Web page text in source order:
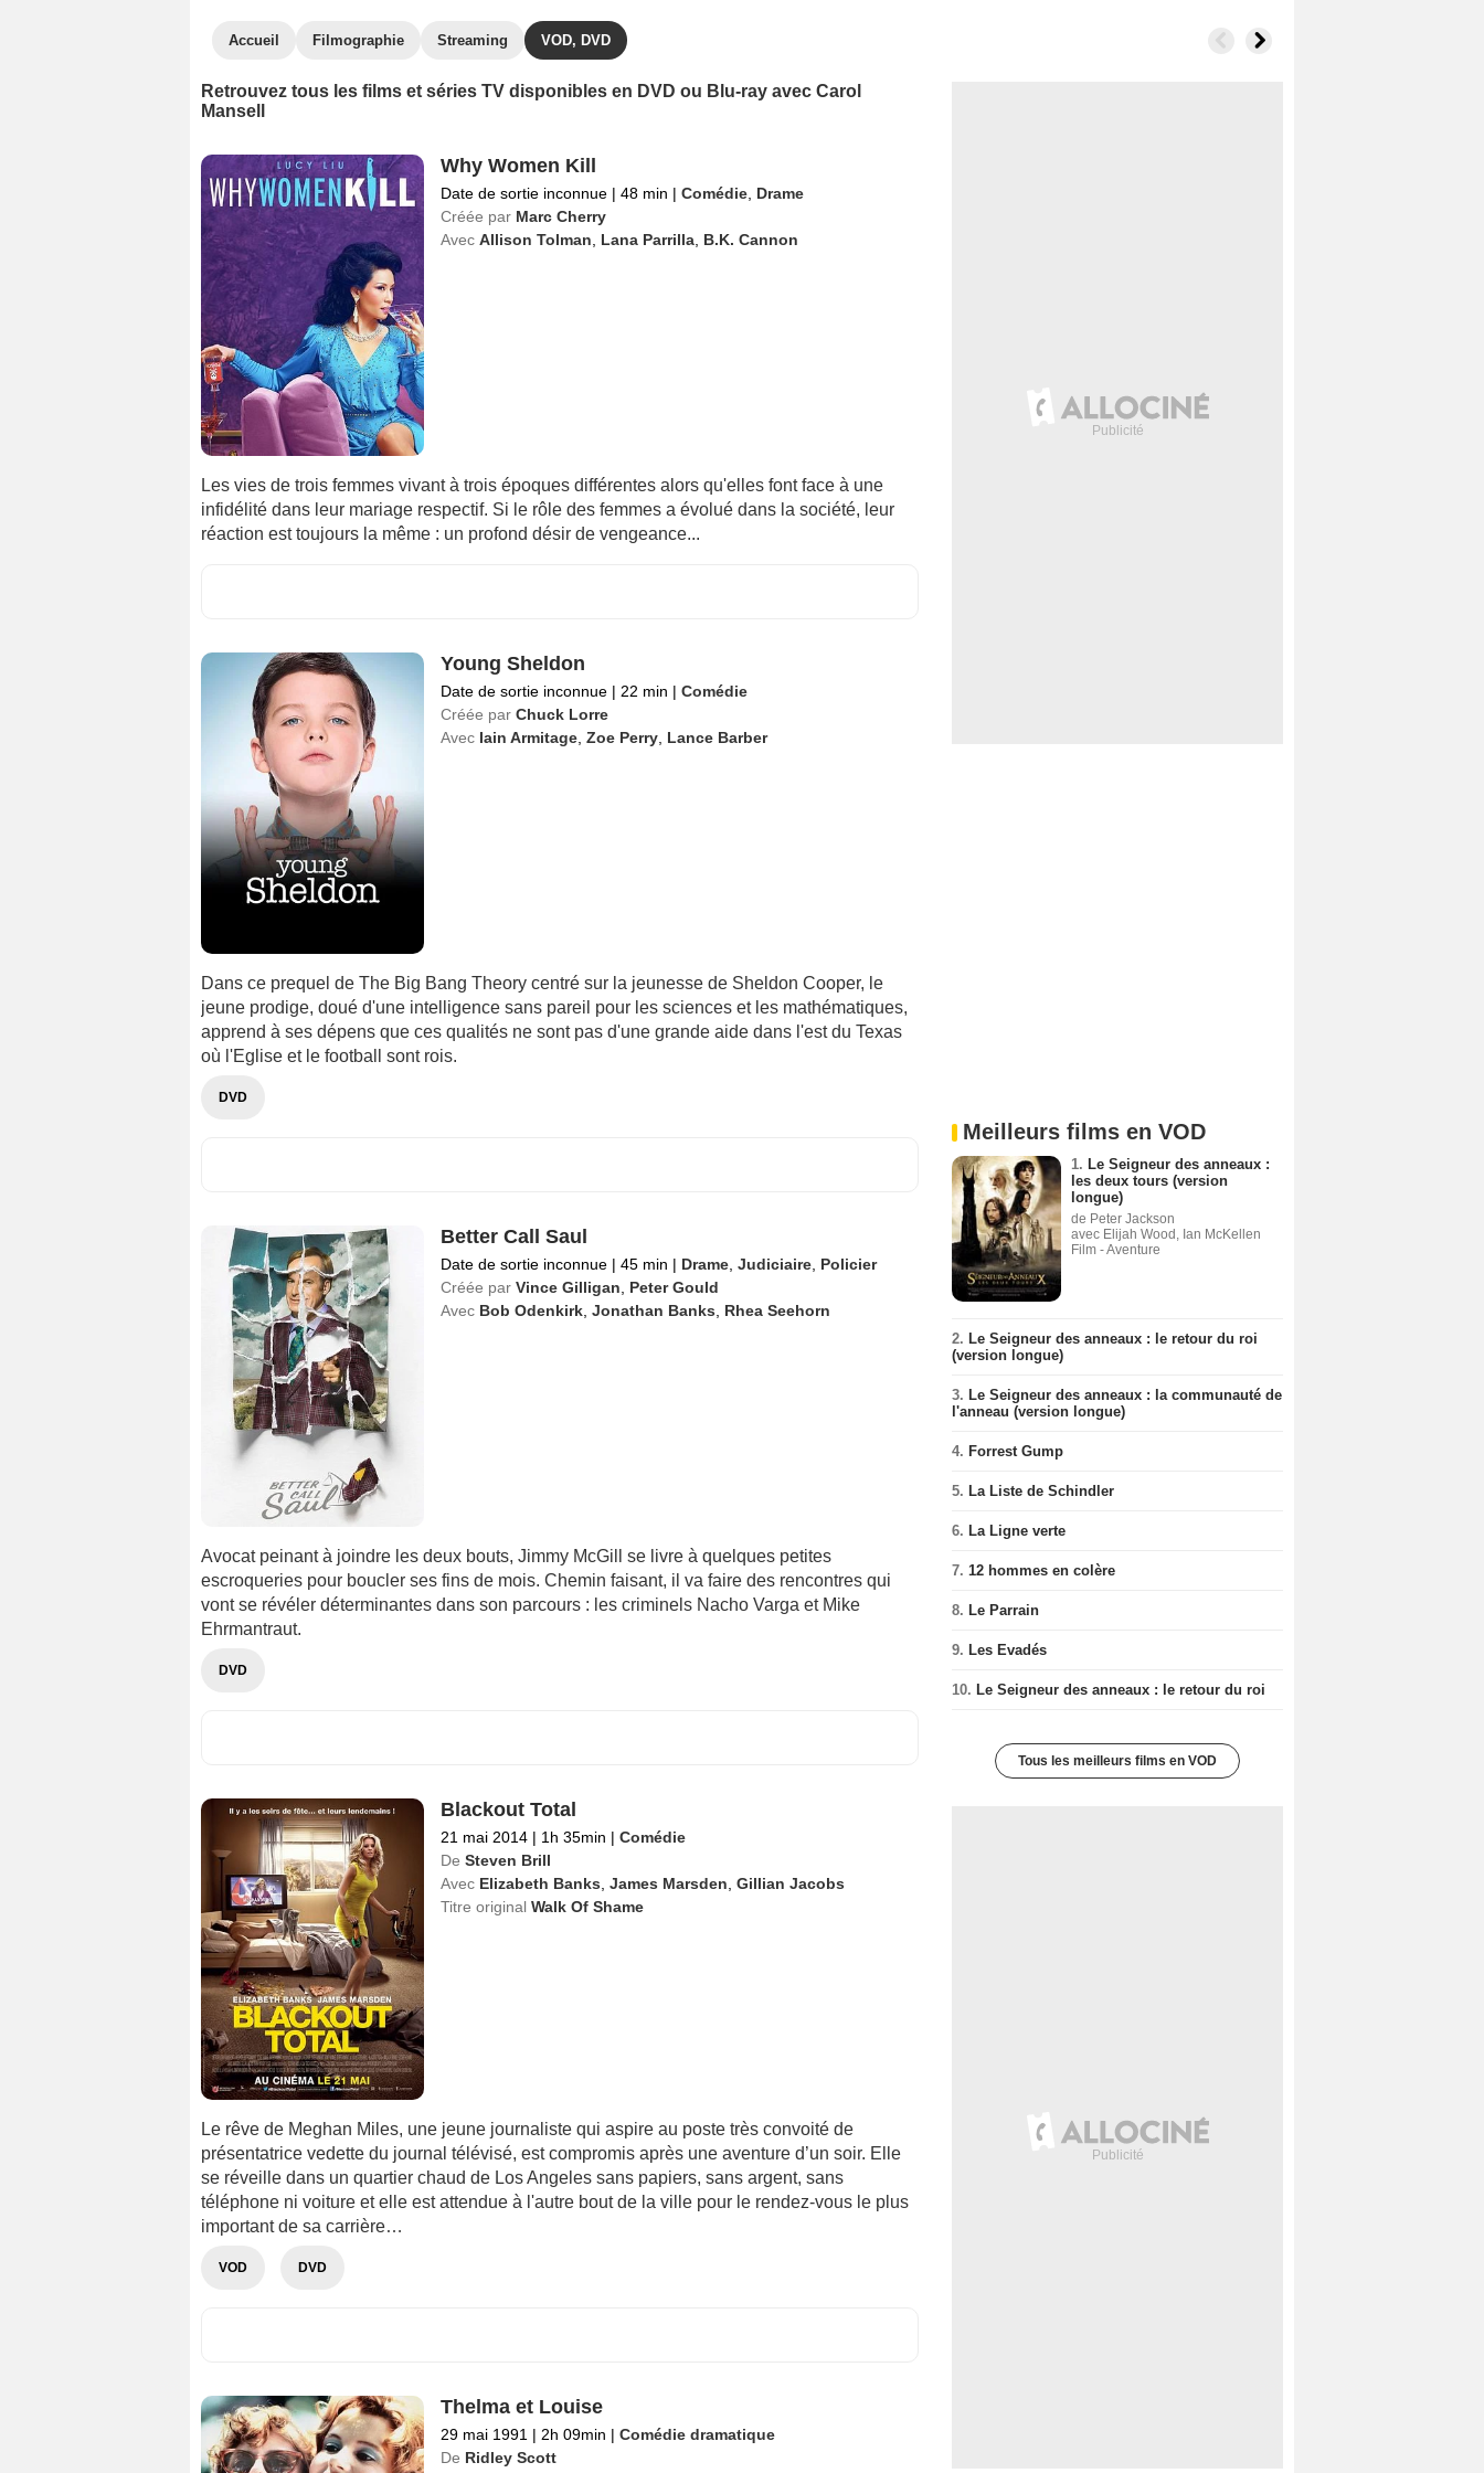
Accueil Filmographie Streaming VOD, DVD
Retrouvez tous les films et séries TV disponibles en DVD ou Blu-ray avec Carol
Mansell
Why Women Kill
Date de sortie inconnue | 48 min | Comédie, Drame
Créée par Marc Cherry
Avec Allison Tolman Lana Parrilla, B.K. Cannon
Les vies de trois femmes vivant à trois époques différentes alors qu'elles font face à une
infidélité dans leur mariage respectif. Si le rôle des femmes a évolué dans la société, leur
réaction est toujours la même : un profond désir de vengeance...
Young Sheldon
Date de sortie inconnue | 22 min | Comédie
Créée par Chuck Lorre
Avec Iain Armitage, Zoe Perry, Lance Barber
Dans ce prequel de The Big Bang Theory centré sur la jeunesse de Sheldon Cooper, le
jeune prodige, doué d'une intelligence sans pareil pour les sciences et les mathématiques,
apprend à ses dépens que ces qualités ne sont pas d'une grande aide dans l'est du Texas
où l'Eglise et le football sont rois.
DVD
Better Call Saul
Date de sortie inconnue | 45 min | Drame, Judiciaire, Policier
Créée par Vince Gilligan
Peter Gould
Avec Bob Odenkirk, Jonathan Banks Rhea Seehorn
Avocat peinant à joindre les deux bouts, Jimmy McGill se livre à quelques petites
escroqueries pour boucler ses fins de mois. Chemin faisant, il va faire des rencontres qui
vont se révéler déterminantes dans son parcours : les criminels Nacho Varga et Mike
Ehrmantraut.
DVD
Blackout Total
21 mai 2014 | 1h 35min | Comédie
De Steven Brill
Avec Elizabeth Banks James Marsden Gillian Jacobs
Titre original Walk Of Shame
Le rêve de Meghan Miles, une jeune journaliste qui aspire au poste très convoité de
présentatrice vedette du journal télévisé, est compromis après une aventure d’un soir. Elle
se réveille dans un quartier chaud de Los Angeles sans papiers, sans argent, sans
téléphone ni voiture et elle est attendue à l'autre bout de la ville pour le rendez-vous le plus
important de sa carrière…
VOD DVD
Thelma et Louise
29 mai 1991 | 2h 09min | Comédie dramatique
De Ridley Scott
Meilleurs films en VOD
1. Le Seigneur des anneaux :
les deux tours (version
longue)
de Peter Jackson
avec Elijah Wood, Ian McKellen
Film - Aventure
2. Le Seigneur des anneaux : le retour du roi
(version longue)
3. Le Seigneur des anneaux : la communauté de
l'anneau (version longue)
4. Forrest Gump
5. La Liste de Schindler
6. La Ligne verte
7. 12 hommes en colère
8. Le Parrain
9. Les Evadés
10. Le Seigneur des anneaux : le retour du roi
Tous les meilleurs films en VOD